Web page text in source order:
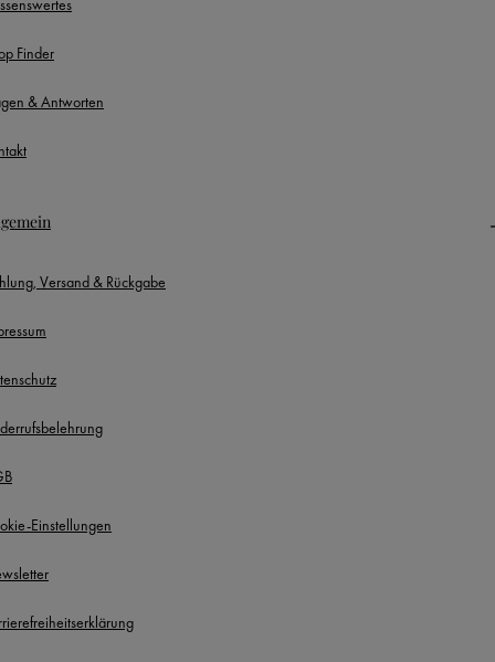
Finder
& Antworten
Versand & Rückgabe
Einstellungen